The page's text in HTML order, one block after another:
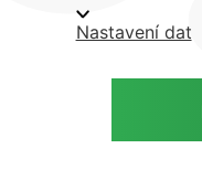
Ochrana osobních údajů
Nastavení dat